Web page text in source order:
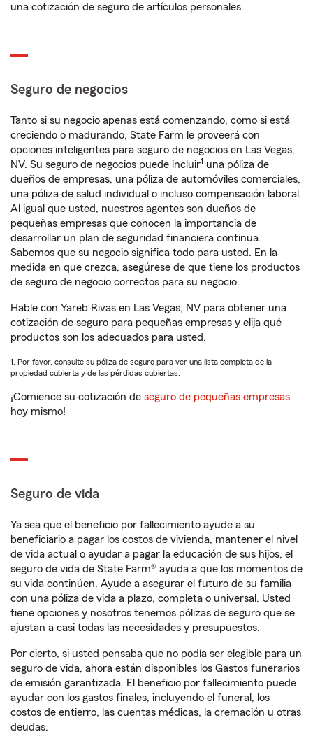
una cotización de seguro de artículos personales.
Seguro de negocios
Tanto si su negocio apenas está comenzando, como si está
creciendo o madurando, State Farm le proveerá con
opciones inteligentes para seguro de negocios en Las Vegas,
NV. Su seguro de negocios puede incluir1 una póliza de
dueños de empresas, una póliza de automóviles comerciales,
una póliza de salud individual o incluso compensación laboral.
Al igual que usted, nuestros agentes son dueños de
pequeñas empresas que conocen la importancia de
desarrollar un plan de seguridad financiera continua.
Sabemos que su negocio significa todo para usted. En la
medida en que crezca, asegúrese de que tiene los productos
de seguro de negocio correctos para su negocio.
Hable con Yareb Rivas en Las Vegas, NV para obtener una
cotización de seguro para pequeñas empresas y elija qué
productos son los adecuados para usted.
1. Por favor, consulte su póliza de seguro para ver una lista completa de la
propiedad cubierta y de las pérdidas cubiertas.
¡Comience su cotización de seguro de pequeñas empresas
hoy mismo!
Seguro de vida
Ya sea que el beneficio por fallecimiento ayude a su
beneficiario a pagar los costos de vivienda, mantener el nivel
de vida actual o ayudar a pagar la educación de sus hijos, el
seguro de vida de State Farm® ayuda a que los momentos de
su vida continúen. Ayude a asegurar el futuro de su familia
con una póliza de vida a plazo, completa o universal. Usted
tiene opciones y nosotros tenemos pólizas de seguro que se
ajustan a casi todas las necesidades y presupuestos.
Por cierto, si usted pensaba que no podía ser elegible para un
seguro de vida, ahora están disponibles los Gastos funerarios
de emisión garantizada. El beneficio por fallecimiento puede
ayudar con los gastos finales, incluyendo el funeral, los
costos de entierro, las cuentas médicas, la cremación u otras
deudas.